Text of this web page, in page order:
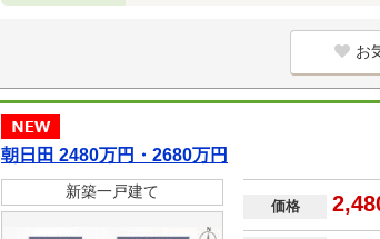
お
朝日田 2480万円・2680万円
新築一戸建て
価格